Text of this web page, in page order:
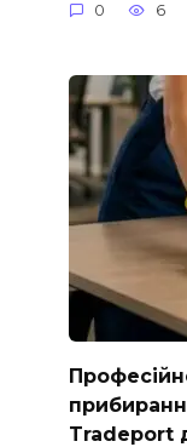
0 6
Tradeport